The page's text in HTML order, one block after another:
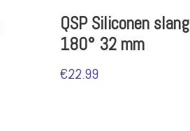
QSP Siliconen slang
180° 32 mm
€22.99